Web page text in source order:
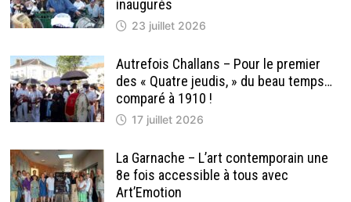
inaugurés
23 juillet 2026
Autrefois Challans – Pour le premier
des « Quatre jeudis, » du beau temps…
comparé à 1910 !
17 juillet 2026
La Garnache – L’art contemporain une
8e fois accessible à tous avec
Art’Emotion